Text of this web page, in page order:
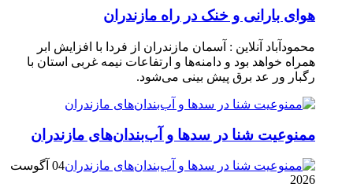
هوای بارانی و خنک در راه مازندران
محمودآباد آنلاین : آسمان مازندران از فردا با افزایش ابر
همراه خواهد بود و دامنه‌ها و ارتفاعات نیمه غربی استان با
رگبار ور عد برق پیش بینی می‌شود.
ممنوعیت شنا در سدها و آب‌بندان‌‌های مازندران
04 آگوست
2026